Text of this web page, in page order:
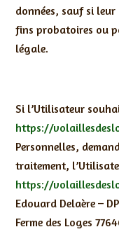
données, sauf si leur
fins probatoires ou
légale.
Si l’Utilisateur
https://
Personnelles,
traitement,
https://
Edouard Delaère –
Ferme des Loges